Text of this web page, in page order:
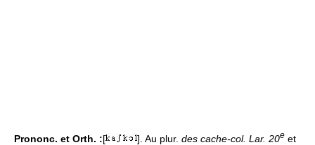
Prononc. et Orth. :[ ]. Au plur. des cache-col. Lar. 20e et